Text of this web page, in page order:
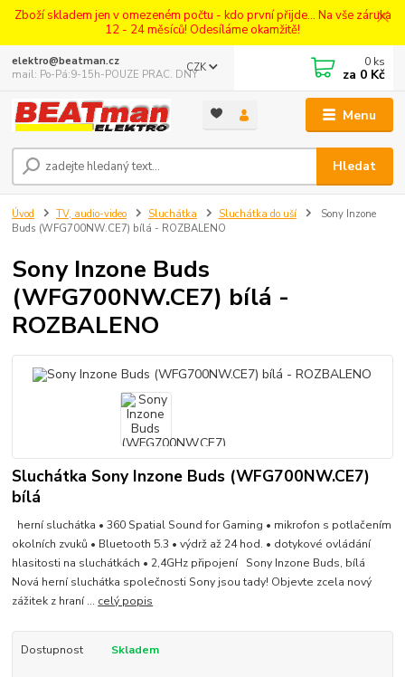
Zboží skladem jen v omezeném počtu - kdo první přijde... Na vše záruka
12 - 24 měsíců! Odesíláme okamžitě!
Menu
CZK
Hledat
elektro@beatman.cz
mail: Po-Pá:9-15h-POUZE PRAC. DNY
0 ks
za 0 Kč
Úvod TV, audio-video Sluchátka Sluchátka do uší
Sony Inzone
Buds (WFG700NW.CE7) bílá - ROZBALENO
Sony Inzone Buds
(WFG700NW.CE7) bílá -
ROZBALENO
Sluchátka Sony Inzone Buds (WFG700NW.CE7)
bílá
herní sluchátka • 360 Spatial Sound for Gaming • mikrofon s potlačením
okolních zvuků • Bluetooth 5.3 • výdrž až 24 hod. • dotykové ovládání
hlasitosti na sluchátkách • 2,4GHz připojení Sony Inzone Buds, bílá
Nová herní sluchátka společnosti Sony jsou tady! Objevte zcela nový
zážitek z hraní ... celý popis
Dostupnost Skladem